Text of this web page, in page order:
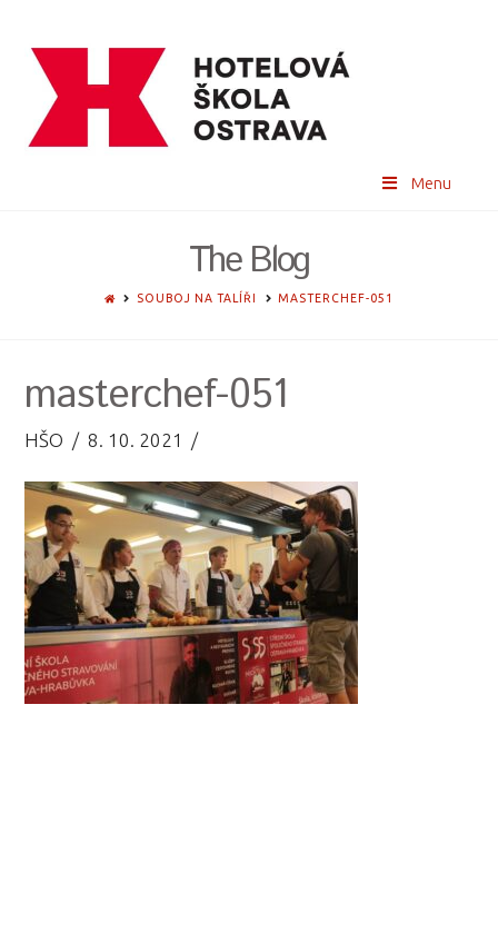
Menu
The Blog
HOMESOUBOJ NA TALÍŘI MASTERCHEF-051
masterchef-051
HŠO 8. 10. 2021